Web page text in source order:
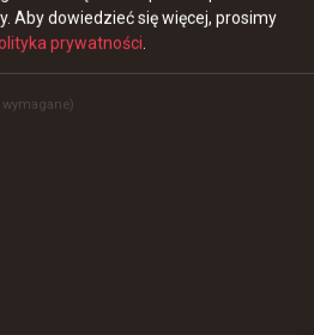
zagrają na Esports World
Aby dowiedzieć się więcej, prosimy
prywatności.